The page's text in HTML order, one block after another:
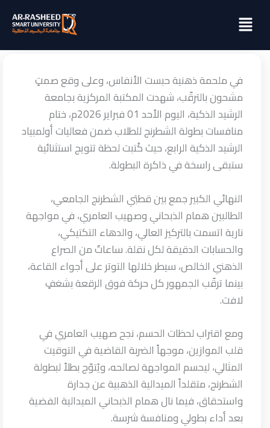
Menu
في ملحمة ذهنية حبست الأنفاس، وعلى وقع صمتٍ
مشحون بالترقّب، شهدت المكتبة المركزية بجامعة
الرشيد الذكية، اليوم الأحد 01 فبراير 2026م، ختام
منافسات بطولة الشطرنج للطلاب ضمن فعاليات أولمبياد
الرشيد الذكية الرابع، حيث كُتبت لحظة تتويج استثنائية
ستبقى راسخة في ذاكرة البطولة.
النهائي الكبير جمع بين قطبَي الشطرنج الجامعي،
الطالبين همام الذبحاني وصهيب العامري، في مواجهة
نارية اتسمت بالتركيز العالي، والدهاء التكتيكي،
والحسابات الدقيقة لكل نقلة. ساعاتٌ من الصراع
الذهني الخالص، سيطر خلالها التوتر على أجواء القاعة،
بينما ترقّب الجمهور كل حركة فوق الرقعة بشغفٍ
لافت.
ومع اقتراب لحظات الحسم، نجح صهيب العامري في
قلب الموازين، موجهاً الضربة القاضية في التوقيت
المثالي، ليحسم المواجهة لصالحه، ويُتوّج بطلاً لبطولة
الشطرنج، متقلداً الميدالية الذهبية عن جدارة
واستحقاق، فيما نال همام الذبحاني الميدالية الفضية
بعد أداء بطولي ومنافسة شرسة.